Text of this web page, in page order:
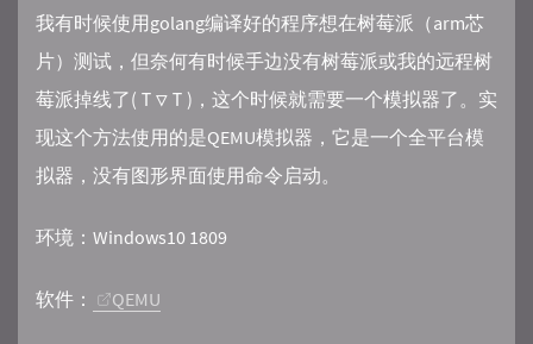
我有时候使用golang编译好的程序想在树莓派（arm芯
片）测试，但奈何有时候手边没有树莓派或我的远程树
莓派掉线了(Ｔ▽Ｔ)，这个时候就需要一个模拟器了。实
现这个方法使用的是QEMU模拟器，它是一个全平台模
拟器，没有图形界面使用命令启动。
环境：Windows10 1809
软件： QEMU